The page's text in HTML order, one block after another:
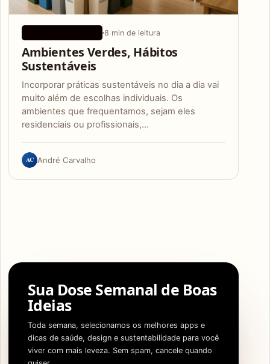
8 min de leitura
Ambientes Verdes, Hábitos
Sustentáveis
Incorporar práticas sustentáveis no dia a dia vai
muito além de escolhas individuais. Os
ambientes que frequentamos, sejam eles
residenciais ou profissionais,…
AC André Carvalho
Sua Dose Semanal de Boas
Ideias
Toda semana, selecionamos os melhores apps e
dicas de saúde, design e sustentabilidade para você
viver com mais leveza. Sem spam, cancele quando